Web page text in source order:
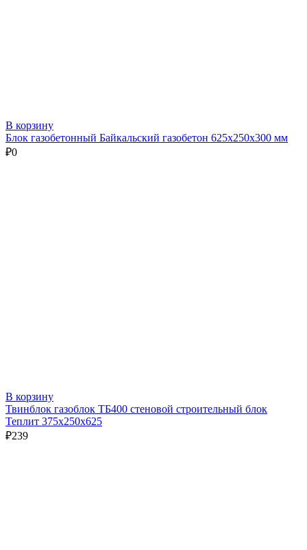
В корзину
Блок газобетонный Байкальский газобетон 625х250х300 мм
₽0
В корзину
Твинблок газоблок ТБ400 стеновой строительный блок
Теплит 375х250х625
₽239